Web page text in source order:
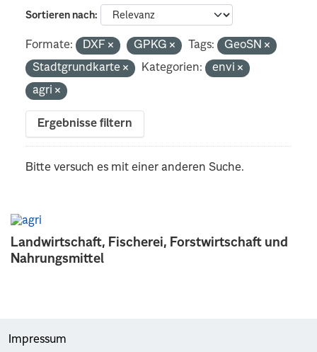
Landwirtschaft, Fischerei, Forstwirtschaft und
Nahrungsmittel
Sortieren nach
Formate: DXF GPKG Tags:
GeoSN
Stadtgrundkarte
Kategorien:
envi
agri
Ergebnisse filtern
Bitte versuch es mit einer anderen Suche.
Impressum